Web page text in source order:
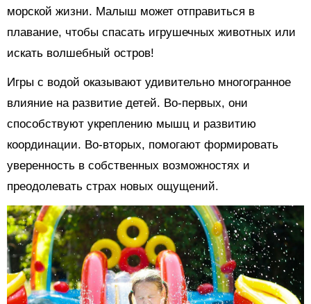
морской жизни. Малыш может отправиться в
плавание, чтобы спасать игрушечных животных или
искать волшебный остров!
Игры с водой оказывают удивительно многогранное
влияние на развитие детей. Во-первых, они
способствуют укреплению мышц и развитию
координации. Во-вторых, помогают формировать
уверенность в собственных возможностях и
преодолевать страх новых ощущений.